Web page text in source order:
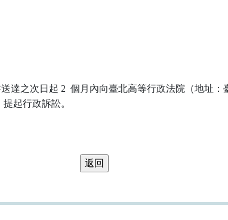
達之次日起 2  個月內向臺北高等行政法院（地址：
起行政訴訟。